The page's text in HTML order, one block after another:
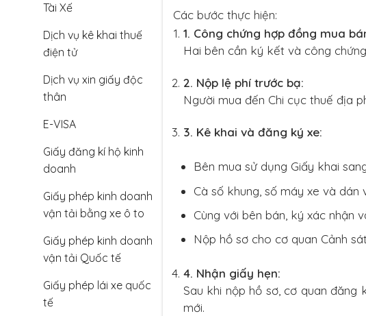
Tài Xế
Dịch vụ kê khai thuế
điện tử
Dịch vụ xin giấy độc
thân
E-VISA
Giấy đăng kí hộ kinh
doanh
Giấy phép kinh doanh
vận tải bằng xe ô to
Giấy phép kinh doanh
vận tải Quốc tế
Giấy phép lái xe quốc
tế
Các bước thực hiện:
1. Công chứng hợp đồng mua
Hai bên cần ký kết và công
2. Nộp lệ phí trước bạ:
Người mua đến Chi cục thuế địa
3. Kê khai và đăng ký xe:
Bên mua sử dụng Giấy khai
Cà số khung, số máy xe và dán
Cùng với bên bán, ký xác nhận
Nộp hồ sơ cho cơ quan Cảnh
4. Nhận giấy hẹn:
Sau khi nộp hồ sơ, cơ quan
mới.